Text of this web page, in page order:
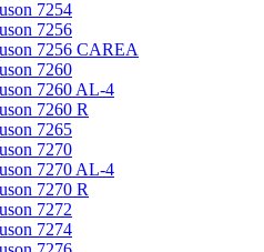
7254
7256
7256 CAREA
7260
7260 AL-4
7260 R
7265
7270
7270 AL-4
7270 R
7272
7274